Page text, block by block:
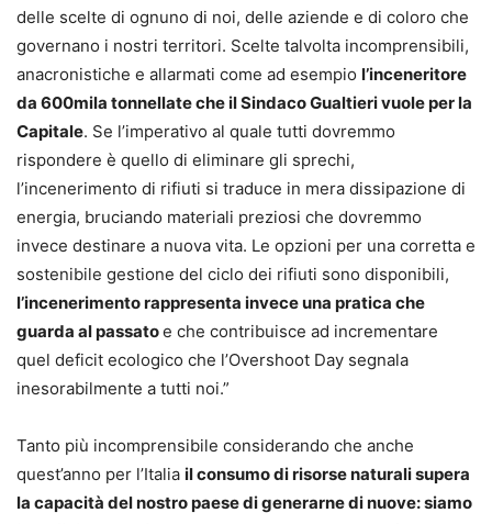
delle scelte di ognuno di noi, delle aziende e di coloro che
governano i nostri territori. Scelte talvolta incomprensibili,
anacronistiche e allarmati come ad esempio l’inceneritore
da 600mila tonnellate che il Sindaco Gualtieri vuole per la
Capitale. Se l’imperativo al quale tutti dovremmo
rispondere è quello di eliminare gli sprechi,
l’incenerimento di rifiuti si traduce in mera dissipazione di
energia, bruciando materiali preziosi che dovremmo
invece destinare a nuova vita. Le opzioni per una corretta e
sostenibile gestione del ciclo dei rifiuti sono disponibili,
l’incenerimento rappresenta invece una pratica che
guarda al passatoe che contribuisce ad incrementare
quel deficit ecologico che l’Overshoot Day segnala
inesorabilmente a tutti noi.”
Tanto più incomprensibile considerando che anche
quest’anno per l’Italia il consumo di risorse naturali supera
la capacità del nostro paese di generarne di nuove: siamo